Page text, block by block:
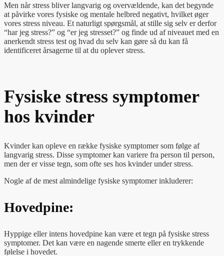
Men når stress bliver langvarig og overvældende, kan det begynde
at påvirke vores fysiske og mentale helbred negativt, hvilket øger
vores stress niveau. Et naturligt spørgsmål, at stille sig selv er derfor
“har jeg stress?” og “er jeg stresset?” og finde ud af niveauet med en
anerkendt stress test og hvad du selv kan gøre så du kan få
identificeret årsagerne til at du oplever stress.
Fysiske stress symptomer
hos kvinder
Kvinder kan opleve en række fysiske symptomer som følge af
langvarig stress. Disse symptomer kan variere fra person til person,
men der er visse tegn, som ofte ses hos kvinder under stress.
Nogle af de mest almindelige fysiske symptomer inkluderer:
Hovedpine:
Hyppige eller intens hovedpine kan være et tegn på fysiske stress
symptomer. Det kan være en nagende smerte eller en trykkende
følelse i hovedet.